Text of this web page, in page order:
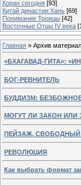
Коран сегодня [93]
Китай династии Хань [69]
Понимание Троицы [42]
Восточные Отцы IV века
Главная » Архив
«БХАГАВАД-ГИТА»:
БОГ-РЕВНИТЕЛЬ
БУДДИЗМ:
МОГУТ ЛИ ЗАКОН
ПЕЙЗАЖ,
РЕВОЛЮЦИЯ
Как выбрать формат